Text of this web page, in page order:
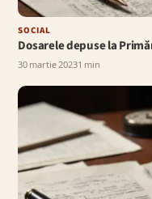
SOCIAL
Dosarele depuse la
30 martie 20231 min